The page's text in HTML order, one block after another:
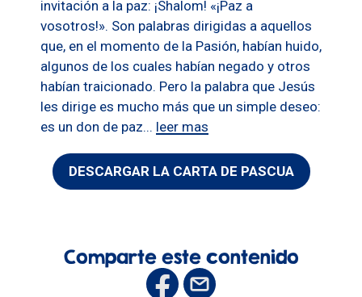
invitación a la paz: ¡Shalom! «¡Paz a
vosotros!». Son palabras dirigidas a aquellos
que, en el momento de la Pasión, habían huido,
algunos de los cuales habían negado y otros
habían traicionado. Pero la palabra que Jesús
les dirige es mucho más que un simple deseo:
es un don de paz... leer mas
DESCARGAR LA CARTA DE PASCUA
Comparte este contenido